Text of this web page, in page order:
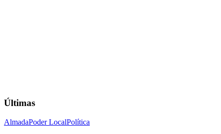
Últimas
AlmadaPoder LocalPolítica